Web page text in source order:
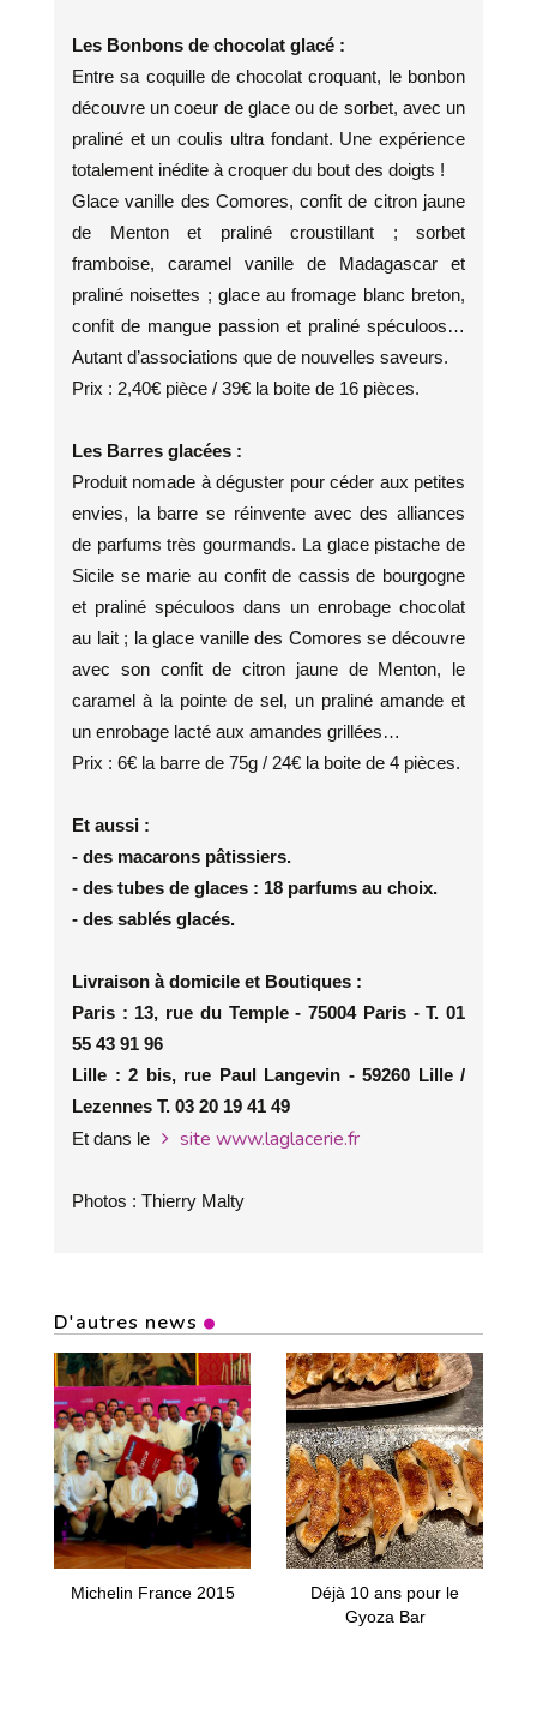
Les Bonbons de chocolat glacé :
Entre sa coquille de chocolat croquant, le bonbon
découvre un coeur de glace ou de sorbet, avec un
praliné et un coulis ultra fondant. Une expérience
totalement inédite à croquer du bout des doigts !
Glace vanille des Comores, confit de citron jaune
de Menton et praliné croustillant ; sorbet
framboise, caramel vanille de Madagascar et
praliné noisettes ; glace au fromage blanc breton,
confit de mangue passion et praliné spéculoos…
Autant d’associations que de nouvelles saveurs.
Prix : 2,40€ pièce / 39€ la boite de 16 pièces.
Les Barres glacées :
Produit nomade à déguster pour céder aux petites
envies, la barre se réinvente avec des alliances
de parfums très gourmands. La glace pistache de
Sicile se marie au confit de cassis de bourgogne
et praliné spéculoos dans un enrobage chocolat
au lait ; la glace vanille des Comores se découvre
avec son confit de citron jaune de Menton, le
caramel à la pointe de sel, un praliné amande et
un enrobage lacté aux amandes grillées…
Prix : 6€ la barre de 75g / 24€ la boite de 4 pièces.
Et aussi :
- des macarons pâtissiers.
- des tubes de glaces : 18 parfums au choix.
- des sablés glacés.
Livraison à domicile et Boutiques :
Paris : 13, rue du Temple - 75004 Paris - T. 01
55 43 91 96
Lille : 2 bis, rue Paul Langevin - 59260 Lille /
Lezennes T. 03 20 19 41 49
Et dans le
site www.laglacerie.fr
Photos : Thierry Malty
D'autres news
Michelin France 2015
Déjà 10 ans pour le
Gyoza Bar